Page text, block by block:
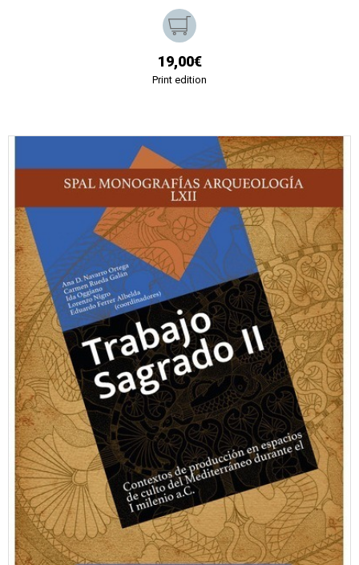
19,00€
Print edition